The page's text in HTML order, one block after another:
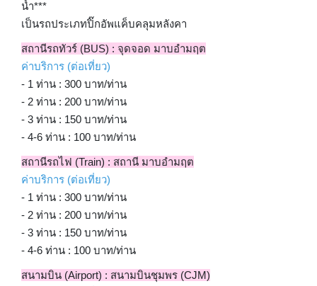
น้ำ***
เป็นรถประเภทปิ๊กอัพแค็บคลุมหลังคา
สถานีรถทัวร์ (BUS) : จุดจอด มาบอำมฤต
ค่าบริการ (ต่อเที่ยว)
- 1 ท่าน : 300 บาท/ท่าน
- 2 ท่าน : 200 บาท/ท่าน
- 3 ท่าน : 150 บาท/ท่าน
- 4-6 ท่าน : 100 บาท/ท่าน
สถานีรถไฟ (Train) : สถานี มาบอำมฤต
ค่าบริการ (ต่อเที่ยว)
- 1 ท่าน : 300 บาท/ท่าน
- 2 ท่าน : 200 บาท/ท่าน
- 3 ท่าน : 150 บาท/ท่าน
- 4-6 ท่าน : 100 บาท/ท่าน
สนามบิน (Airport) : สนามบินชุมพร (CJM)